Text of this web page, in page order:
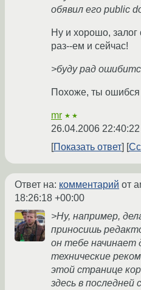
обявил его public
Ну и хорошо, залог
раз--ем и сейчас!
>буду рад
Похоже, ты
mr ★★
26.04.2006
Показать ответ
Ответ на: комментарий от
18:26:18 +00:00
>Ну, например,
приносишь
он тебе начинает
технические
этой странице
здесь в последней